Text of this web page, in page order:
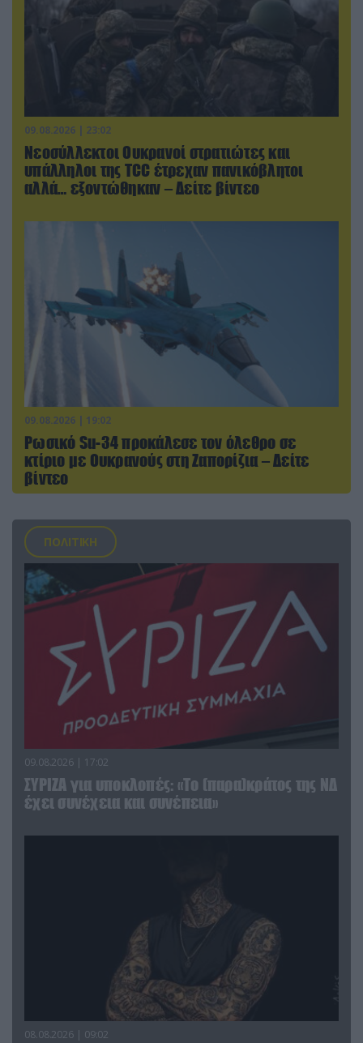
09.08.2026 | 23:02
Νεοσύλλεκτοι Ουκρανοί στρατιώτες και
υπάλληλοι της TCC έτρεχαν πανικόβλητοι
αλλά… εξοντώθηκαν – Δείτε βίντεο
09.08.2026 | 19:02
Ρωσικό Su-34 προκάλεσε τον όλεθρο σε
κτίριο με Ουκρανούς στη Ζαπορίζια – Δείτε
βίντεο
ΠΟΛΙΤΙΚΗ
09.08.2026 | 17:02
ΣΥΡΙΖΑ για υποκλοπές: «Το (παρα)κράτος της ΝΔ
έχει συνέχεια και συνέπεια»
08.08.2026 | 09:02